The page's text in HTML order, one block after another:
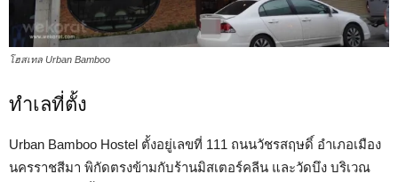
โฮสเทล Urban Bamboo
ทำเลที่ตั้ง
Urban Bamboo Hostel ตั้งอยู่เลขที่ 111 ถนนวัชรสฤษดิ์ อำเภอเมือง
นครราชสีมา พิกัดตรงข้ามกับร้านมิสเตอร์คลีน และวัดบึง บริเวณ